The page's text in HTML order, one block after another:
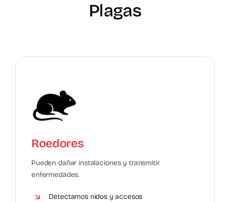
Plagas
Roedores
Pueden dañar instalaciones y transmitir
enfermedades.
Detectamos nidos y accesos